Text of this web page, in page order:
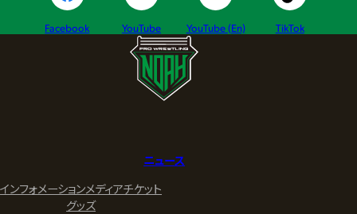
Facebook YouTube YouTube (En) TikTok
ニュース
インフォメーションメディアチケット
グッズ